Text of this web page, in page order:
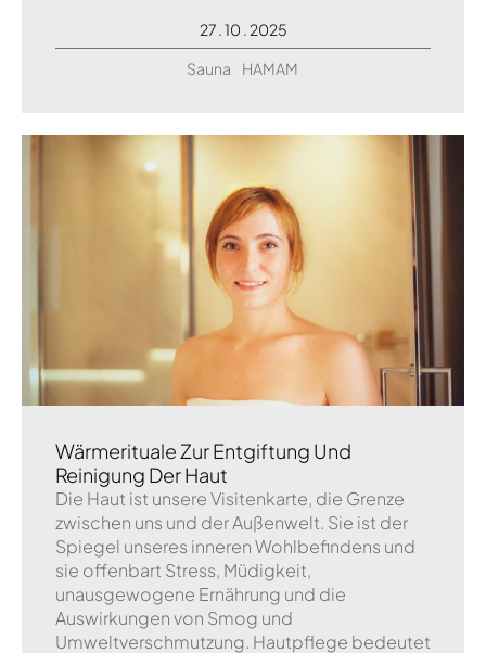
27 . 10 . 2025
Sauna
HAMAM
Wärmerituale Zur Entgiftung Und
Reinigung Der Haut
Die Haut ist unsere Visitenkarte, die Grenze
zwischen uns und der Außenwelt. Sie ist der
Spiegel unseres inneren Wohlbefindens und
sie offenbart Stress, Müdigkeit,
unausgewogene Ernährung und die
Auswirkungen von Smog und
Umweltverschmutzung. Hautpflege bedeutet